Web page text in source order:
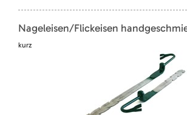
Nageleisen/Flickeisen
kurz